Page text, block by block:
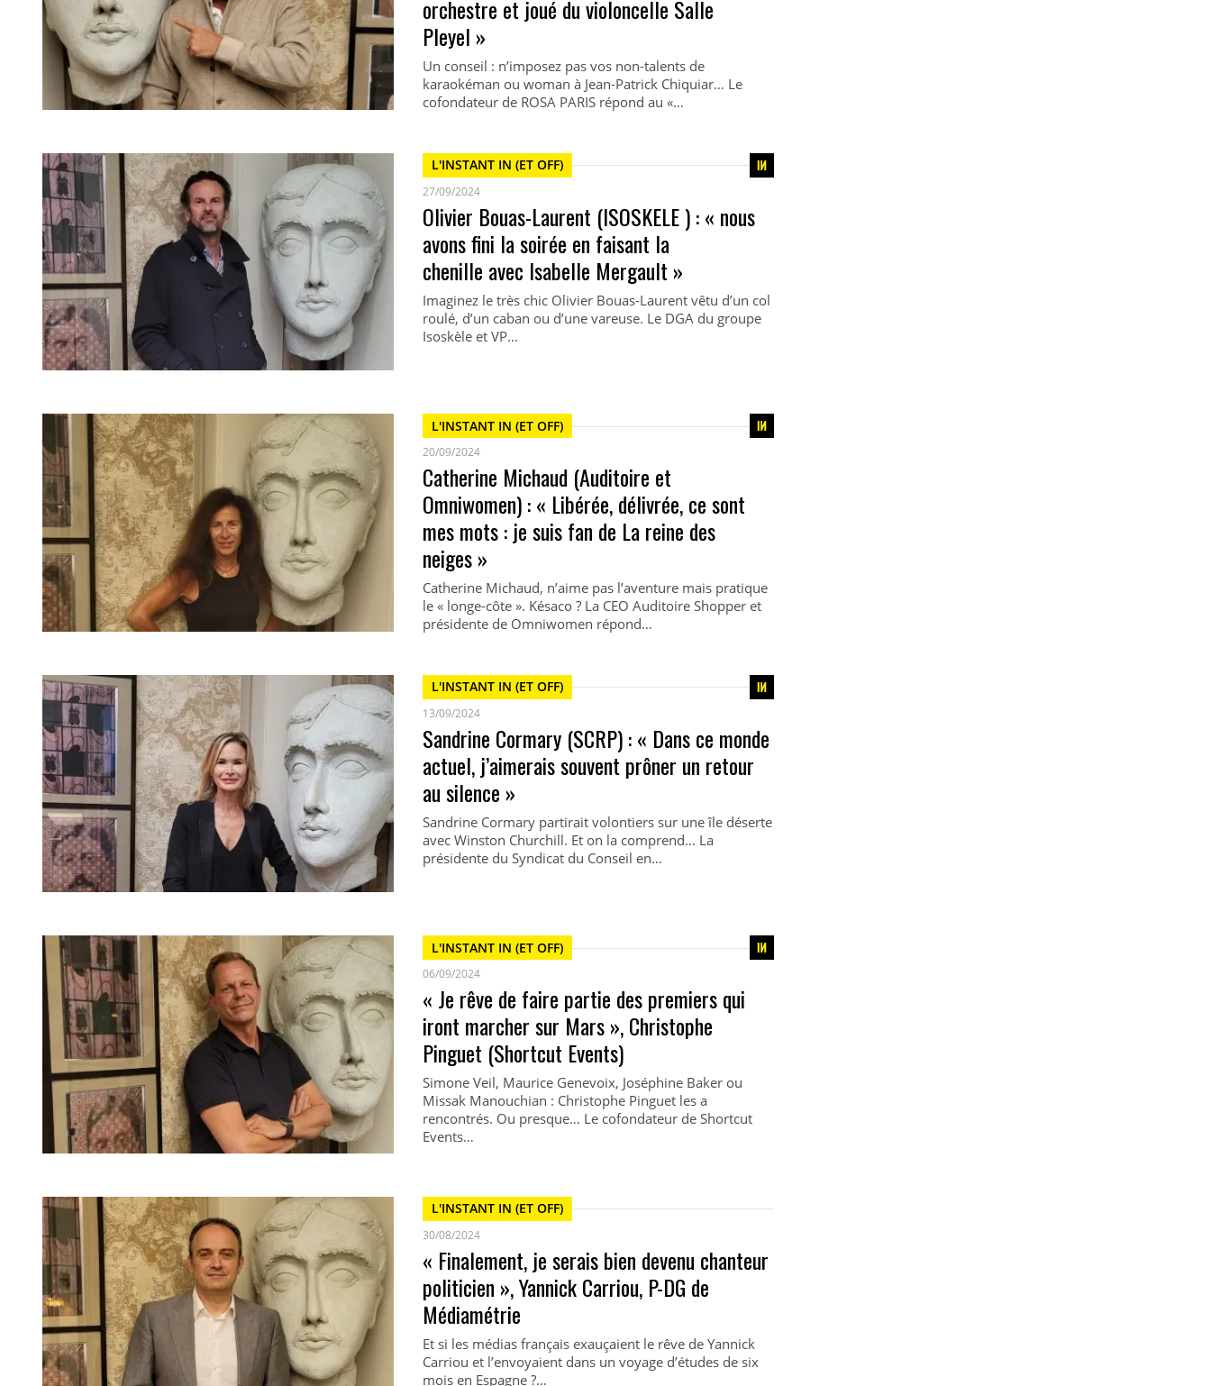
orchestre et joué du violoncelle Salle
Pleyel »
Un conseil : n’imposez pas vos non-talents de
karaokéman ou woman à Jean-Patrick Chiquiar… Le
cofondateur de ROSA PARIS répond au «…
L'INSTANT IN (ET OFF)
27/09/2024
Olivier Bouas-Laurent (ISOSKELE ) : « nous
avons fini la soirée en faisant la
chenille avec Isabelle Mergault »
Imaginez le très chic Olivier Bouas-Laurent vêtu d’un col
roulé, d’un caban ou d’une vareuse. Le DGA du groupe
Isoskèle et VP…
L'INSTANT IN (ET OFF)
20/09/2024
Catherine Michaud (Auditoire et
Omniwomen) : « Libérée, délivrée, ce sont
mes mots : je suis fan de La reine des
neiges »
Catherine Michaud, n’aime pas l’aventure mais pratique
le « longe-côte ». Késaco ? La CEO Auditoire Shopper et
présidente de Omniwomen répond…
L'INSTANT IN (ET OFF)
13/09/2024
Sandrine Cormary (SCRP) : « Dans ce monde
actuel, j’aimerais souvent prôner un retour
au silence »
Sandrine Cormary partirait volontiers sur une île déserte
avec Winston Churchill. Et on la comprend… La
présidente du Syndicat du Conseil en…
L'INSTANT IN (ET OFF)
06/09/2024
« Je rêve de faire partie des premiers qui
iront marcher sur Mars », Christophe
Pinguet (Shortcut Events)
Simone Veil, Maurice Genevoix, Joséphine Baker ou
Missak Manouchian : Christophe Pinguet les a
rencontrés. Ou presque… Le cofondateur de Shortcut
Events…
L'INSTANT IN (ET OFF)
30/08/2024
« Finalement, je serais bien devenu chanteur
politicien », Yannick Carriou, P-DG de
Médiamétrie
Et si les médias français exauçaient le rêve de Yannick
Carriou et l’envoyaient dans un voyage d’études de six
mois en Espagne ?…